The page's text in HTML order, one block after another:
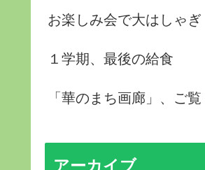
お楽しみ会で大はしゃぎ
１学期、最後の給食
「華のまち画廊」、ご覧
アーカイブ